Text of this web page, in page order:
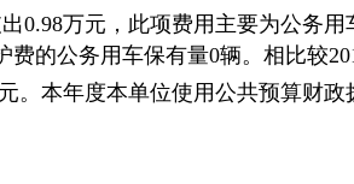
出0.98万元，此项费用主要为公务
的公务用车保有量0辆。相比较
。本年度本单位使用公共预算财